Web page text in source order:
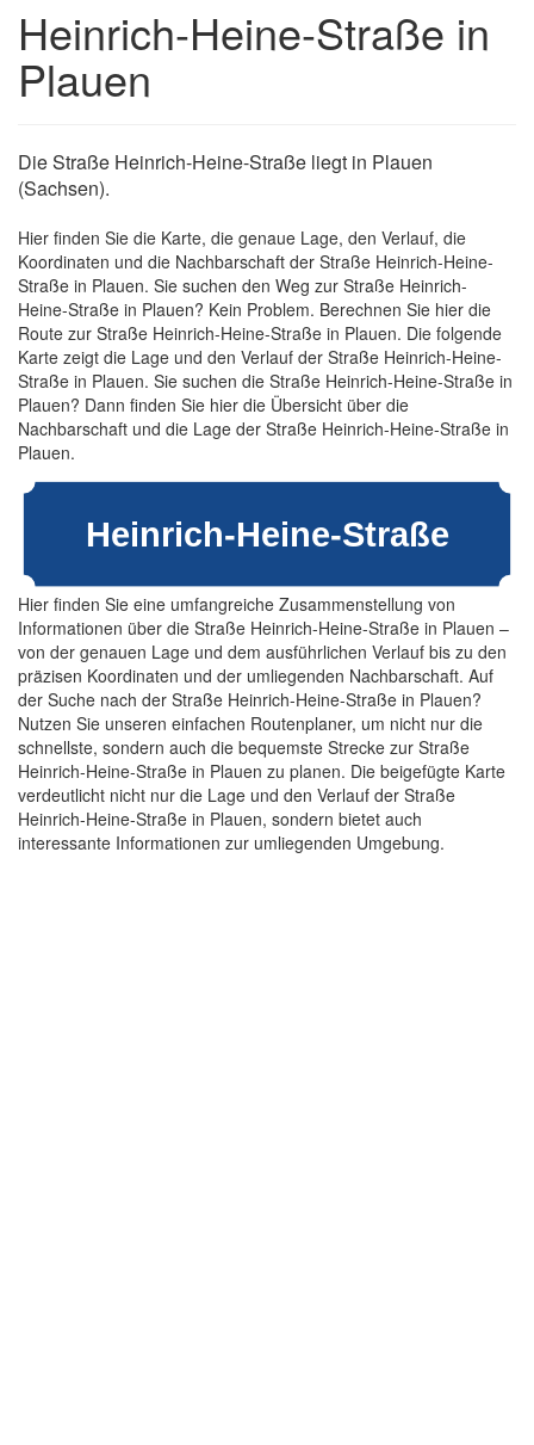
Heinrich-Heine-Straße in
Plauen
Die Straße Heinrich-Heine-Straße liegt in Plauen
(Sachsen).
Hier finden Sie die Karte, die genaue Lage, den Verlauf, die
Koordinaten und die Nachbarschaft der Straße Heinrich-Heine-
Straße in Plauen. Sie suchen den Weg zur Straße Heinrich-
Heine-Straße in Plauen? Kein Problem. Berechnen Sie hier die
Route zur Straße Heinrich-Heine-Straße in Plauen. Die folgende
Karte zeigt die Lage und den Verlauf der Straße Heinrich-Heine-
Straße in Plauen. Sie suchen die Straße Heinrich-Heine-Straße in
Plauen? Dann finden Sie hier die Übersicht über die
Nachbarschaft und die Lage der Straße Heinrich-Heine-Straße in
Plauen.
Hier finden Sie eine umfangreiche Zusammenstellung von
Informationen über die Straße Heinrich-Heine-Straße in Plauen –
von der genauen Lage und dem ausführlichen Verlauf bis zu den
präzisen Koordinaten und der umliegenden Nachbarschaft. Auf
der Suche nach der Straße Heinrich-Heine-Straße in Plauen?
Nutzen Sie unseren einfachen Routenplaner, um nicht nur die
schnellste, sondern auch die bequemste Strecke zur Straße
Heinrich-Heine-Straße in Plauen zu planen. Die beigefügte Karte
verdeutlicht nicht nur die Lage und den Verlauf der Straße
Heinrich-Heine-Straße in Plauen, sondern bietet auch
interessante Informationen zur umliegenden Umgebung.